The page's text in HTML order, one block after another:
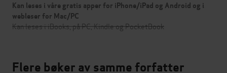
Kan leses i våre gratis apper for iPhone/iPad og Android og i
webleser for Mac/PC
Kan leses i iBooks, på PC, Kindle og PocketBook
Flere bøker av samme forfatter